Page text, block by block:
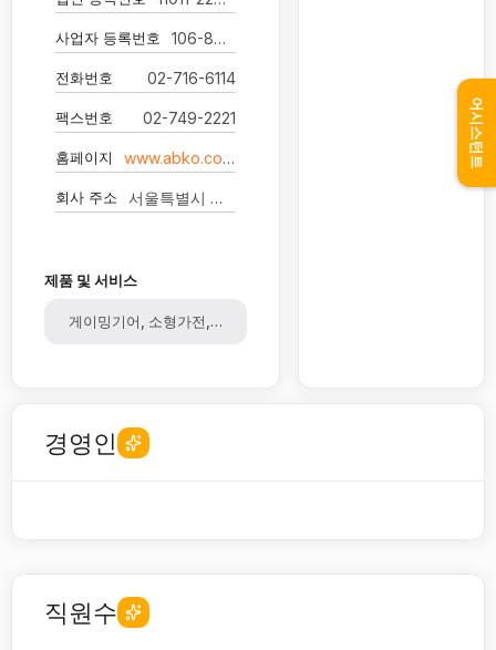
사업자 등록번호 106-86-01413
전화번호 02-716-6114
팩스번호 02-749-2221
홈페이지 www.abko.co.kr
회사 주소 서울특별시 강서구 마곡중앙1로 20 M시그니처 7층
제품 및 서비스
게이밍기어, 소형가전, 키보드, 헤드셋, 마우스, 음향기기, 메모리,
경영인
직원수
어시스턴트